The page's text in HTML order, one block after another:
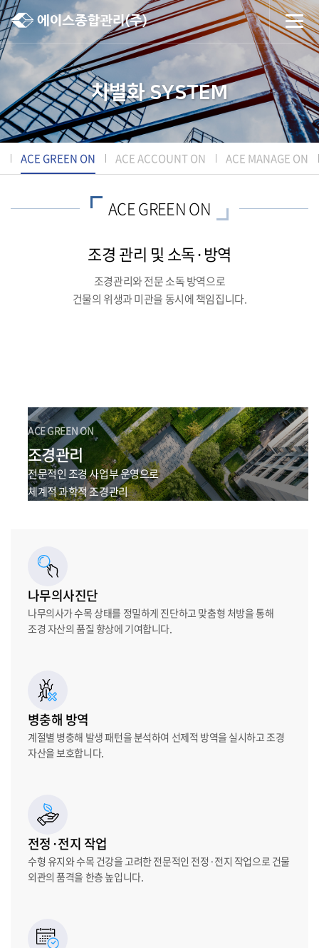
차별화 SYSTEM
ACE GREEN ON ACE ACCOUNT ON ACE MANAGE ON
ACE GREEN ON
조경 관리 및 소독·방역
조경관리와 전문 소독 방역으로
건물의 위생과 미관을 동시에 책임집니다.
ACE GREEN ON
조경관리
전문적인 조경 사업부 운영으로
체계적 과학적 조경관리
나무의사진단
나무의사가 수목 상태를 정밀하게 진단하고 맞춤형 처방을 통해
조경 자산의 품질 향상에 기여합니다.
병충해 방역
계절별 병충해 발생 패턴을 분석하여 선제적 방역을 실시하고 조경
자산을 보호합니다.
전정·전지 작업
수형 유지와 수목 건강을 고려한 전문적인 전정·전지 작업으로 건물
외관의 품격을 한층 높입니다.